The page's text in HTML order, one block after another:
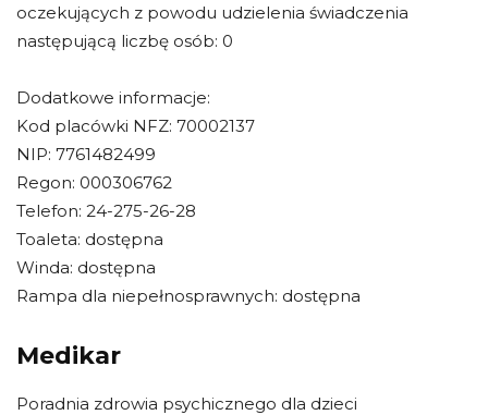
oczekujących z powodu udzielenia świadczenia
następującą liczbę osób: 0
Dodatkowe informacje:
Kod placówki NFZ: 70002137
NIP: 7761482499
Regon: 000306762
Telefon: 24-275-26-28
Toaleta: dostępna
Winda: dostępna
Rampa dla niepełnosprawnych: dostępna
Medikar
Poradnia zdrowia psychicznego dla dzieci